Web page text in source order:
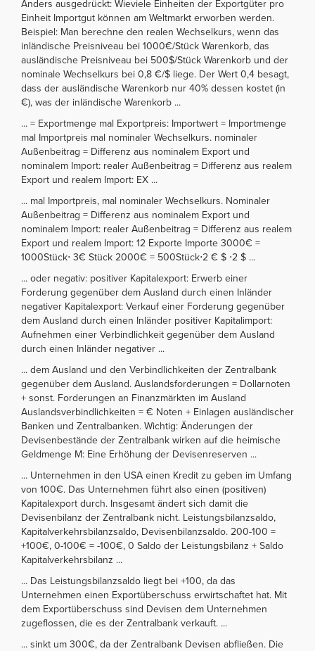
Anders ausgedrückt: Wieviele Einheiten der Exportgüter pro
Einheit Importgut können am Weltmarkt erworben werden.
Beispiel: Man berechne den realen Wechselkurs, wenn das
inländische Preisniveau bei 1000€/Stück Warenkorb, das
ausländische Preisniveau bei 500$/Stück Warenkorb und der
nominale Wechselkurs bei 0,8 €/$ liege. Der Wert 0,4 besagt,
dass der ausländische Warenkorb nur 40% dessen kostet (in
€), was der inländische Warenkorb ...
... = Exportmenge mal Exportpreis: Importwert = Importmenge
mal Importpreis mal nominaler Wechselkurs. nominaler
Außenbeitrag = Differenz aus nominalem Export und
nominalem Import: realer Außenbeitrag = Differenz aus realem
Export und realem Import: EX ...
... mal Importpreis, mal nominaler Wechselkurs. Nominaler
Außenbeitrag = Differenz aus nominalem Export und
nominalem Import: realer Außenbeitrag = Differenz aus realem
Export und realem Import: 12 Exporte Importe 3000€ =
1000Stück⋅ 3€ Stück 2000€ = 500Stück⋅2 € $ ⋅2 $ ...
... oder negativ: positiver Kapitalexport: Erwerb einer
Forderung gegenüber dem Ausland durch einen Inländer
negativer Kapitalexport: Verkauf einer Forderung gegenüber
dem Ausland durch einen Inländer positiver Kapitalimport:
Aufnehmen einer Verbindlichkeit gegenüber dem Ausland
durch einen Inländer negativer ...
... dem Ausland und den Verbindlichkeiten der Zentralbank
gegenüber dem Ausland. Auslandsforderungen = Dollarnoten
+ sonst. Forderungen an Finanzmärkten im Ausland
Auslandsverbindlichkeiten = € Noten + Einlagen ausländischer
Banken und Zentralbanken. Wichtig: Änderungen der
Devisenbestände der Zentralbank wirken auf die heimische
Geldmenge M: Eine Erhöhung der Devisenreserven ...
... Unternehmen in den USA einen Kredit zu geben im Umfang
von 100€. Das Unternehmen führt also einen (positiven)
Kapitalexport durch. Insgesamt ändert sich damit die
Devisenbilanz der Zentralbank nicht. Leistungsbilanzsaldo,
Kapitalverkehrsbilanzsaldo, Devisenbilanzsaldo. 200-100 =
+100€, 0-100€ = -100€, 0 Saldo der Leistungsbilanz + Saldo
Kapitalverkehrsbilanz ...
... Das Leistungsbilanzsaldo liegt bei +100, da das
Unternehmen einen Exportüberschuss erwirtschaftet hat. Mit
dem Exportüberschuss sind Devisen dem Unternehmen
zugeflossen, die es der Zentralbank verkauft. ...
... sinkt um 300€, da der Zentralbank Devisen abfließen. Die